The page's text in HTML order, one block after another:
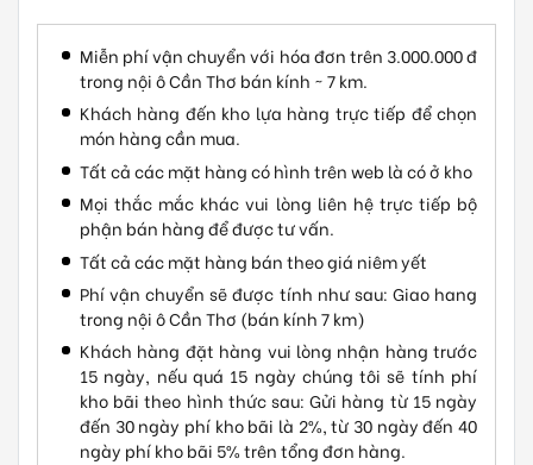
Miễn phí vận chuyển với hóa đơn trên 3.000.000 đ
trong nội ô Cần Thơ bán kính ~ 7 km.
Khách hàng đến kho lựa hàng trực tiếp để chọn
món hàng cần mua.
Tất cả các mặt hàng có hình trên web là có ở kho
Mọi thắc mắc khác vui lòng liên hệ trực tiếp bộ
phận bán hàng để được tư vấn.
Tất cả các mặt hàng bán theo giá niêm yết
Phí vận chuyển sẽ được tính như sau: Giao hang
trong nội ô Cần Thơ (bán kính 7 km)
Khách hàng đặt hàng vui lòng nhận hàng trước
15 ngày, nếu quá 15 ngày chúng tôi sẽ tính phí
kho bãi theo hình thức sau: Gửi hàng từ 15 ngày
đến 30 ngày phí kho bãi là 2%, từ 30 ngày đến 40
ngày phí kho bãi 5% trên tổng đơn hàng.